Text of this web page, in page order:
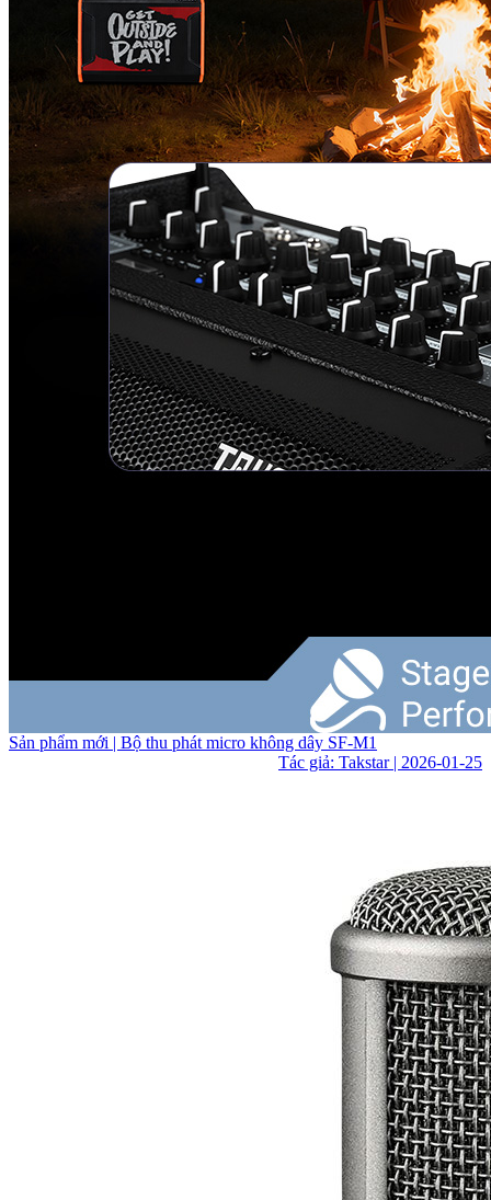
Sản phẩm mới | Bộ thu phát micro không dây SF-M1
Tác giả: Takstar | 2026-01-25